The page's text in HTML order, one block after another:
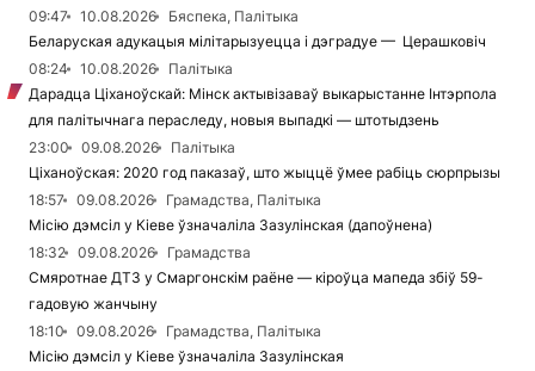
09:47
10.08.2026
Бяспека, Палітыка
Беларуская адукацыя мілітарызуецца і дэградуе — Церашковіч
08:24
10.08.2026
Палітыка
Дарадца Ціханоўскай: Мінск актывізаваў выкарыстанне Інтэрпола
для палітычнага пераследу, новыя выпадкі — штотыдзень
23:00
09.08.2026
Палітыка
Ціханоўская: 2020 год паказаў, што жыццё ўмее рабіць сюрпрызы
18:57
09.08.2026
Грамадства, Палітыка
Місію дэмсіл у Кіеве ўзначаліла Зазулінская (дапоўнена)
18:32
09.08.2026
Грамадства
Смяротнае ДТЗ у Смаргонскім раёне — кіроўца мапеда збіў 59-
гадовую жанчыну
18:10
09.08.2026
Грамадства, Палітыка
Місію дэмсіл у Кіеве ўзначаліла Зазулінская